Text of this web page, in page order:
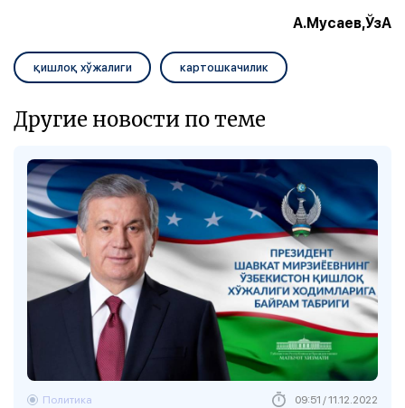
А.Мусаев,ЎзА
қишлоқ хўжалиги картошкачилик
Другие новости по теме
Политика 09:51 / 11.12.2022